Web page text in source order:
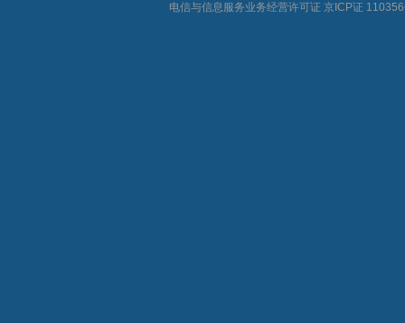
电信与信息服务业务经营许可证 京ICP证